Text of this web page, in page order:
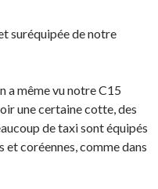
suréquipée de notre
a même vu notre C15
une certaine cotte, des
de taxi sont équipés
et coréennes, comme dans